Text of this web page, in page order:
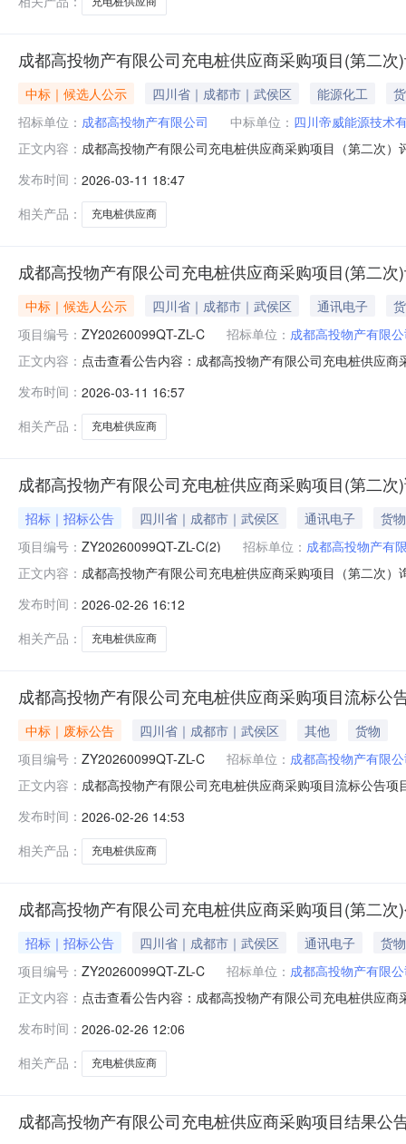
成都高投物产有限公司充电桩供应商采购项目(第二次
中标｜候选人公示 四川省｜成都市｜武侯区 能源化工
招标单位： 成都高投物产有限公司 中标单位： 四川帝威能源技术
正文内容： 成都高投物产有限公司充电桩供应商采购项目（第二次
238.94分，报价：2090843元。二、监督举报电话：
发布时间： 2026-03-11 18:47
相关产品：
充电桩供应商
成都高投物产有限公司充电桩供应商采购项目(第二次
中标｜候选人公示 四川省｜成都市｜武侯区 通讯电子
项目编号： ZY20260099QT-ZL-C 招标单位： 成都高投物产有限
正文内容： 点击查看公告内容：成都高投物产有限公司充电桩供应
发布时间： 2026-03-11 16:57
相关产品：
充电桩供应商
成都高投物产有限公司充电桩供应商采购项目(第二次
招标｜招标公告 四川省｜成都市｜武侯区 通讯电子
货物
项目编号： ZY20260099QT-ZL-C(2) 招标单位： 成都高投物产有
正文内容： 成都高投物产有限公司充电桩供应商采购项目（第二次
采购项目（第二次）三、资金来源：资金已落实四、公
要求。3、本项目共1个包，拟确
发布时间： 2026-02-26 16:12
相关产品：
充电桩供应商
成都高投物产有限公司充电桩供应商采购项目流标公
中标｜废标公告 四川省｜成都市｜武侯区 其他
货物
项目编号： ZY20260099QT-ZL-C 招标单位： 成都高投物产有限
正文内容： 成都高投物产有限公司充电桩供应商采购项目流标公告
高投物产有限公司风险管理部。监督举报电话：028-
人：王
发布时间： 2026-02-26 14:53
相关产品：
充电桩供应商
成都高投物产有限公司充电桩供应商采购项目(第二次
招标｜招标公告 四川省｜成都市｜武侯区 通讯电子
货物
项目编号： ZY20260099QT-ZL-C 招标单位： 成都高投物产有限
正文内容： 点击查看公告内容：成都高投物产有限公司充电桩供应
发布时间： 2026-02-26 12:06
相关产品：
充电桩供应商
成都高投物产有限公司充电桩供应商采购项目结果公